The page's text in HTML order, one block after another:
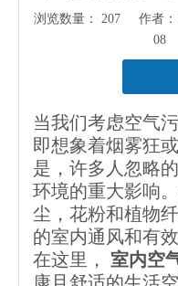
浏览数量： 207作者：
08
当我们考虑空气
即想象着烟雾狂
是，许多人忽略
环境的重大影响
尘，花粉和植物
的室内通风和有
在这里， 室内空